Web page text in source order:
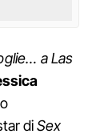
a Las
diSex